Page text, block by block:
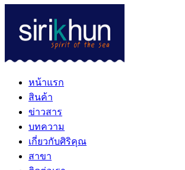
หน้าแรก
สินค้า
ข่าวสาร
บทความ
เกี่ยวกับศิริคุณ
สาขา